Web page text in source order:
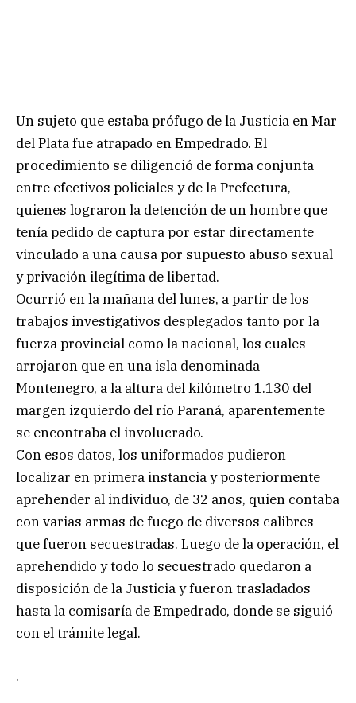
Un sujeto que estaba prófugo de la Justicia en Mar
del Plata fue atrapado en Empedrado. El
procedimiento se diligenció de forma conjunta
entre efectivos policiales y de la Prefectura,
quienes lograron la detención de un hombre que
tenía pedido de captura por estar directamente
vinculado a una causa por supuesto abuso sexual
y privación ilegítima de libertad.
Ocurrió en la mañana del lunes, a partir de los
trabajos investigativos desplegados tanto por la
fuerza provincial como la nacional, los cuales
arrojaron que en una isla denominada
Montenegro, a la altura del kilómetro 1.130 del
margen izquierdo del río Paraná, aparentemente
se encontraba el involucrado.
Con esos datos, los uniformados pudieron
localizar en primera instancia y posteriormente
aprehender al individuo, de 32 años, quien contaba
con varias armas de fuego de diversos calibres
que fueron secuestradas. Luego de la operación, el
aprehendido y todo lo secuestrado quedaron a
disposición de la Justicia y fueron trasladados
hasta la comisaría de Empedrado, donde se siguió
con el trámite legal.
.